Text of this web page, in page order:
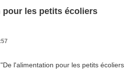
pour les petits écoliers